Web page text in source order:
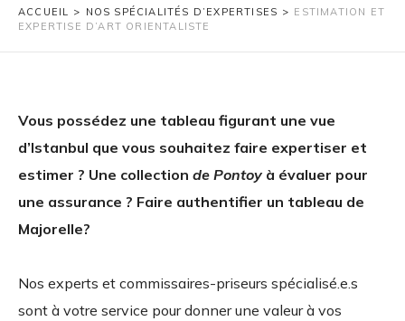
ACCUEIL > NOS SPÉCIALITÉS D’EXPERTISES > ESTIMATION ET
EXPERTISE D’ART ORIENTALISTE
Vous possédez une tableau figurant une vue
d’Istanbul que vous souhaitez faire expertiser et
estimer ? Une collection de Pontoy à évaluer pour
une assurance ? Faire authentifier un tableau de
Majorelle?
Nos experts et commissaires-priseurs spécialisé.e.s
sont à votre service pour donner une valeur à vos